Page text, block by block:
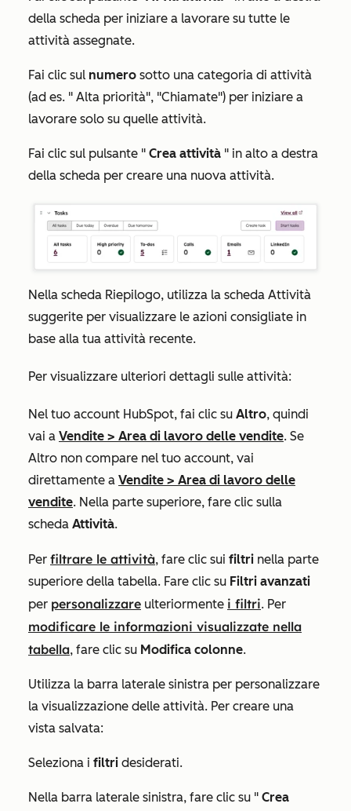
della scheda per iniziare a lavorare su tutte le
attività assegnate.
Fai clic sul numero sotto una categoria di attività
(ad es. " Alta priorità", "Chiamate") per iniziare a
lavorare solo su quelle attività.
Fai clic sul pulsante " Crea attività " in alto a destra
della scheda per creare una nuova attività.
Nella scheda Riepilogo, utilizza la scheda Attività
suggerite per visualizzare le azioni consigliate in
base alla tua attività recente.
Per visualizzare ulteriori dettagli sulle attività:
Nel tuo account HubSpot, fai clic su Altro, quindi
vai a Vendite > Area di lavoro delle vendite. Se
Altro non compare nel tuo account, vai
direttamente a Vendite > Area di lavoro delle
vendite. Nella parte superiore, fare clic sulla
scheda Attività.
Per filtrare le attività, fare clic sui filtri nella parte
superiore della tabella. Fare clic su Filtri avanzati
per personalizzare ulteriormente i filtri. Per
modificare le informazioni visualizzate nella
tabella, fare clic su Modifica colonne.
Utilizza la barra laterale sinistra per personalizzare
la visualizzazione delle attività. Per creare una
vista salvata:
Seleziona i filtri desiderati.
Nella barra laterale sinistra, fare clic su " Crea